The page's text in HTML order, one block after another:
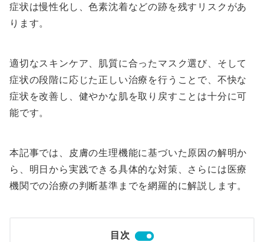
症状は慢性化し、色素沈着などの跡を残すリスクがあ
ります。
適切なスキンケア、肌質に合ったマスク選び、そして
症状の段階に応じた正しい治療を行うことで、不快な
症状を改善し、健やかな肌を取り戻すことは十分に可
能です。
本記事では、皮膚の生理機能に基づいた原因の解明か
ら、明日から実践できる具体的な対策、さらには医療
機関での治療の判断基準までを網羅的に解説します。
目次